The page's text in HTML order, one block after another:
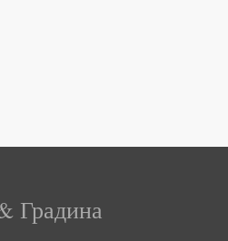
Градина